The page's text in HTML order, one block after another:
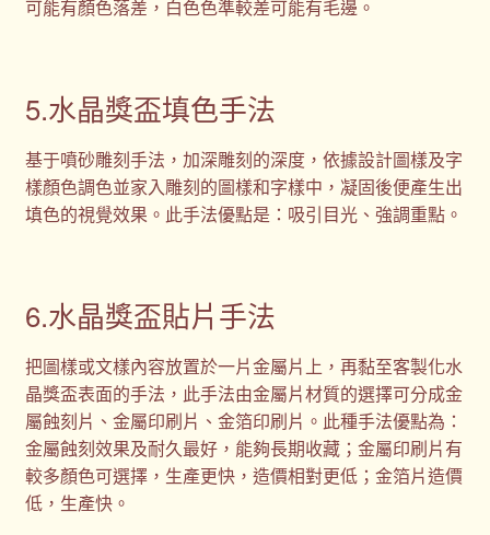
可能有顏色落差，白色色準較差可能有毛邊。
5.水晶獎盃填色手法
基于噴砂雕刻手法，加深雕刻的深度，依據設計圖樣及字
樣顏色調色並家入雕刻的圖樣和字樣中，凝固後便產生出
填色的視覺效果。此手法優點是：吸引目光、強調重點。
6.水晶獎盃貼片手法
把圖樣或文樣內容放置於一片金屬片上，再黏至客製化水
晶獎盃表面的手法，此手法由金屬片材質的選擇可分成金
屬蝕刻片、金屬印刷片、金箔印刷片。此種手法優點為：
金屬蝕刻效果及耐久最好，能夠長期收藏；金屬印刷片有
較多顏色可選擇，生產更快，造價相對更低；金箔片造價
低，生產快。